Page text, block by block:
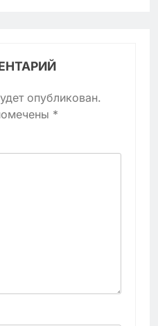
опубликован.
*